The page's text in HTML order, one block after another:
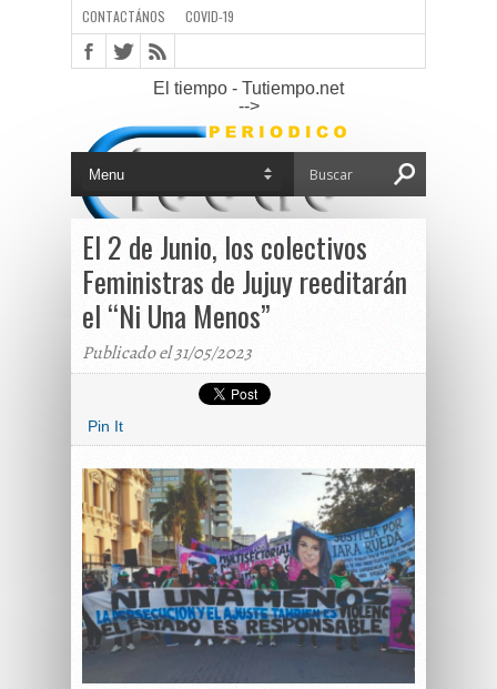
CONTACTÁNOS COVID-19
El tiempo - Tutiempo.net
-->
El 2 de Junio, los colectivos
Feministras de Jujuy reeditarán
el “Ni Una Menos”
Publicado el 31/05/2023
Pin It